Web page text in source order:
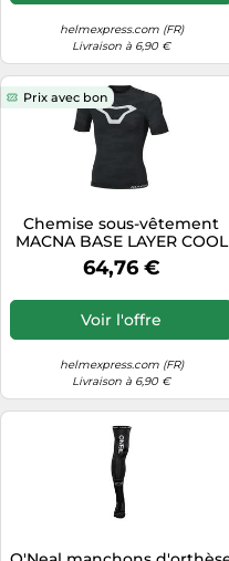
helmexpress.com (FR)
Livraison à 6,90 €
Prix avec bon
Chemise sous-vêtement
MACNA BASE LAYER COOL
noir-gris-argent XXL-3XL
64,76 €
Voir l'offre
helmexpress.com (FR)
Livraison à 6,90 €